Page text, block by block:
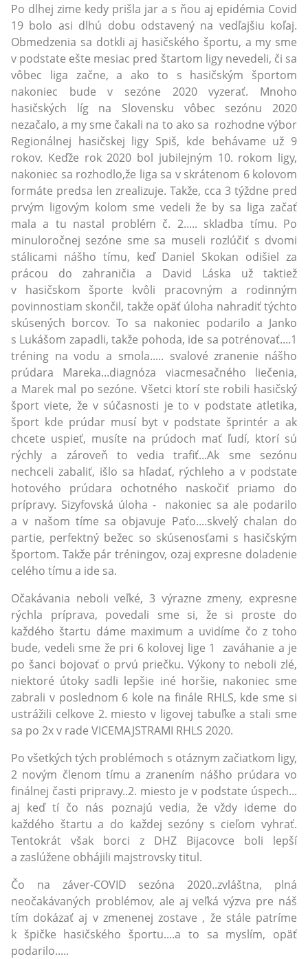
Po dlhej zime kedy prišla jar a s ňou aj epidémia Covid
19 bolo asi dlhú dobu odstavený na vedľajšiu koľaj.
Obmedzenia sa dotkli aj hasičského športu, a my sme
v podstate ešte mesiac pred štartom ligy nevedeli, či sa
vôbec liga začne, a ako to s hasičským športom
nakoniec bude v sezóne 2020 vyzerať. Mnoho
hasičských líg na Slovensku vôbec sezónu 2020
nezačalo, a my sme čakali na to ako sa rozhodne výbor
Regionálnej hasičskej ligy Spiš, kde behávame už 9
rokov. Keďže rok 2020 bol jubilejným 10. rokom ligy,
nakoniec sa rozhodlo,že liga sa v skrátenom 6 kolovom
formáte predsa len zrealizuje. Takže, cca 3 týždne pred
prvým ligovým kolom sme vedeli že by sa liga začať
mala a tu nastal problém č. 2..... skladba tímu. Po
minuloročnej sezóne sme sa museli rozlúčiť s dvomi
stálicami nášho tímu, keď Daniel Skokan odišiel za
prácou do zahraničia a David Láska už taktiež
v hasičskom športe kvôli pracovným a rodinným
povinnostiam skončil, takže opäť úloha nahradiť týchto
skúsených borcov. To sa nakoniec podarilo a Janko
s Lukášom zapadli, takže pohoda, ide sa potrénovať....1
tréning na vodu a smola..... svalové zranenie nášho
prúdara Mareka...diagnóza viacmesačného liečenia,
a Marek mal po sezóne. Všetci ktorí ste robili hasičský
šport viete, že v súčasnosti je to v podstate atletika,
šport kde prúdar musí byt v podstate šprintér a ak
chcete uspieť, musíte na prúdoch mať ľudí, ktorí sú
rýchly a zároveň to vedia trafiť...Ak sme sezónu
nechceli zabaliť, išlo sa hľadať, rýchleho a v podstate
hotového prúdara ochotného naskočiť priamo do
prípravy. Sizyfovská úloha - nakoniec sa ale podarilo
a v našom tíme sa objavuje Paťo....skvelý chalan do
partie, perfektný bežec so skúsenosťami s hasičským
športom. Takže pár tréningov, ozaj expresne doladenie
celého tímu a ide sa.
Očakávania neboli veľké, 3 výrazne zmeny, expresne
rýchla príprava, povedali sme si, že si proste do
každého štartu dáme maximum a uvidíme čo z toho
bude, vedeli sme že pri 6 kolovej lige 1 zaváhanie a je
po šanci bojovať o prvú priečku. Výkony to neboli zlé,
niektoré útoky sadli lepšie iné horšie, nakoniec sme
zabrali v poslednom 6 kole na finále RHLS, kde sme si
ustrážili celkove 2. miesto v ligovej tabuľke a stali sme
sa po 2x v rade VICEMAJSTRAMI RHLS 2020.
Po všetkých tých problémoch s otáznym začiatkom ligy,
2 novým členom tímu a zranením nášho prúdara vo
finálnej časti pripravy..2. miesto je v podstate úspech...
aj keď tí čo nás poznajú vedia, že vždy ideme do
každého štartu a do každej sezóny s cieľom vyhrať.
Tentokrát však borci z DHZ Bijacovce boli lepší
a zaslúžene obhájili majstrovsky titul.
Čo na záver-COVID sezóna 2020..zvláštna, plná
neočakávaných problémov, ale aj veľká výzva pre náš
tím dokázať aj v zmenenej zostave , že stále patríme
k špičke hasičského športu....a to sa myslím, opäť
podarilo.....